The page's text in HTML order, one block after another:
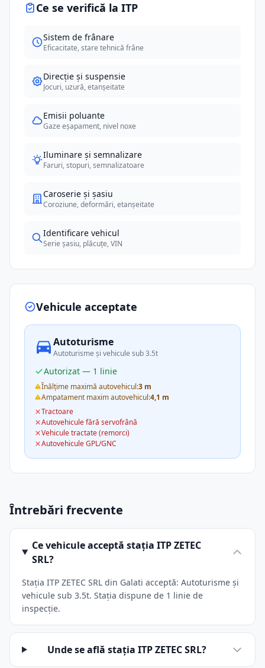
Ce se verifică la ITP
Sistem de frânare
Eficacitate, stare tehnică frâne
Direcție și suspensie
Jocuri, uzură, etanșeitate
Emisii poluante
Gaze eșapament, nivel noxe
Iluminare și semnalizare
Faruri, stopuri, semnalizatoare
Caroserie și șasiu
Coroziune, deformări, etanșeitate
Identificare vehicul
Serie șasiu, plăcuțe, VIN
Vehicule acceptate
Autoturisme
Autoturisme și vehicule sub 3.5t
Autorizat — 1 linie
Înălțime maximă autovehicul:3 m
Ampatament maxim autovehicul:4,1 m
Tractoare
Autovehicule fără servofrână
Vehicule tractate (remorci)
Autovehicule GPL/GNC
Întrebări frecvente
Ce vehicule acceptă stația ITP ZETEC
SRL?
Stația ITP ZETEC SRL din Galati acceptă: Autoturisme și
vehicule sub 3.5t. Stația dispune de 1 linie de
inspecție.
Unde se află stația ITP ZETEC SRL?